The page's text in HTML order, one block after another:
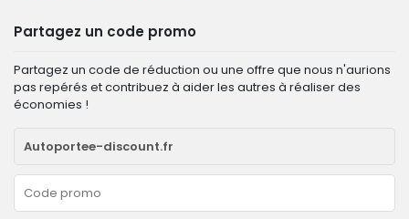
Partagez un code promo
Partagez un code de réduction ou une offre que nous n'aurions
pas repérés et contribuez à aider les autres à réaliser des
économies !